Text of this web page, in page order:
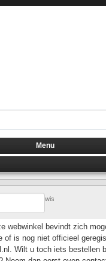
Menu
wis
webwinkel bevindt zich
of is nog niet officieel
Wilt u toch iets bestellen